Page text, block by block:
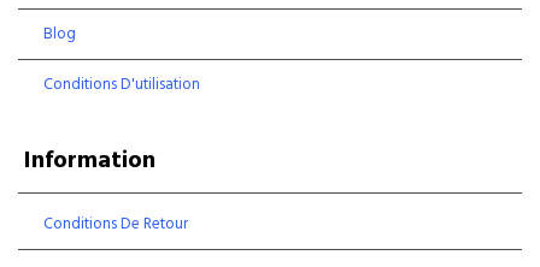
Blog
Conditions D'utilisation
Information
Conditions De Retour